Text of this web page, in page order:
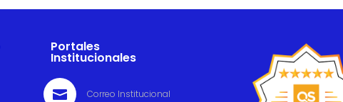
Portales
Institucionales
 Correo Institucional